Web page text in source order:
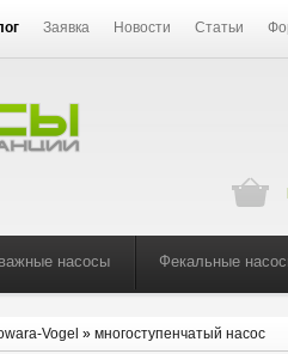
Заявка Новости Статьи
насосы Фекальные
Vogel » многоступенчатый насос